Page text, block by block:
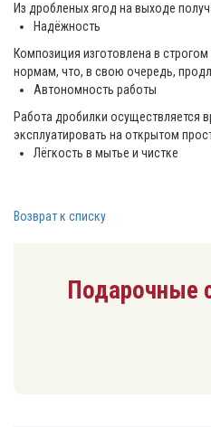
Из дробленых ягод на выходе
Надёжность
Композиция изготовлена в
нормам, что, в свою очередь,
Автономность работы
Работа дробилки осуществляется
эксплуатировать на открытом
Лёгкость в мытье и чистке
Возврат к списку
Подарочные